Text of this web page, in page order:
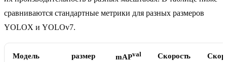
сравниваются стандартные метрики для разных размеров
YOLOX и YOLOv7.
Модель размер mAPval
Скорость